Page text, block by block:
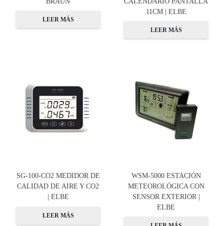
LEER MÁS
11CM | ELBE
LEER MÁS
SG-100-CO2 MEDIDOR DE
CALIDAD DE AIRE Y CO2
| ELBE
LEER MÁS
WSM-5000 ESTACIÓN
METEOROLÓGICA CON
SENSOR EXTERIOR |
ELBE